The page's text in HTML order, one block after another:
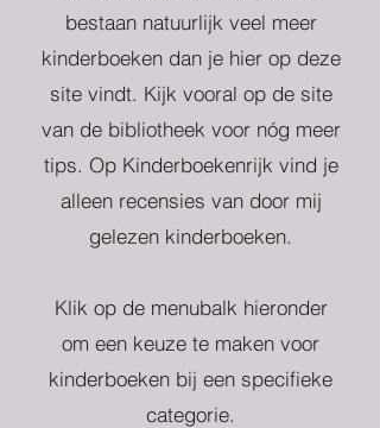
bestaan natuurlijk veel meer
kinderboeken dan je hier op deze
site vindt. Kijk vooral op de site
van de bibliotheek voor nóg meer
tips. Op Kinderboekenrijk vind je
alleen recensies van door mij
gelezen kinderboeken.
Klik op de menubalk hieronder
om een keuze te maken voor
kinderboeken bij een specifieke
categorie.